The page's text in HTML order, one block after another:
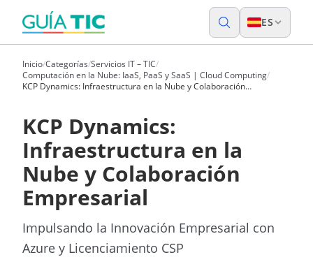
ES
Inicio/Categorías/Servicios IT – TIC/
Computación en la Nube: IaaS, PaaS y SaaS | Cloud Computing/
KCP Dynamics: Infraestructura en la Nube y Colaboración
KCP Dynamics:
Infraestructura en la
Nube y Colaboración
Empresarial
Impulsando la Innovación Empresarial con
Azure y Licenciamiento CSP